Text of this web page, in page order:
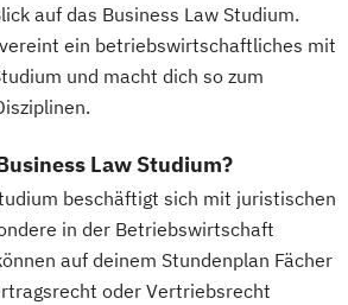
auf das Business Law Studium.
ein betriebswirtschaftliches mit
und macht dich so zum
Law Studium?
beschäftigt sich mit juristischen
in der Betriebswirtschaft
auf deinem Stundenplan Fächer
oder Vertriebsrecht